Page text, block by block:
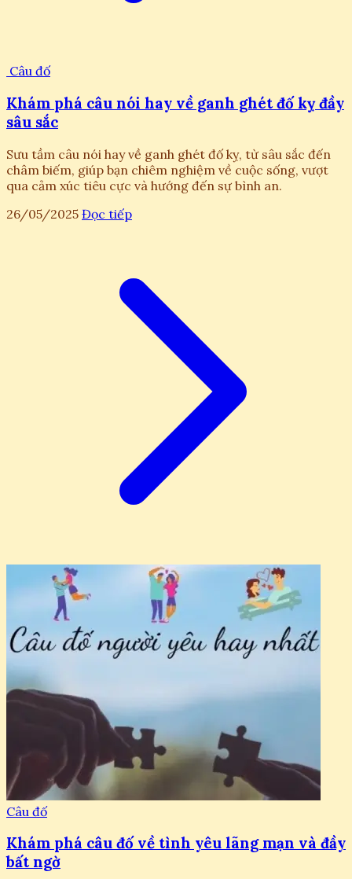
Câu đố
Khám phá câu nói hay về ganh ghét đố kỵ đầy
sâu sắc
Sưu tầm câu nói hay về ganh ghét đố kỵ, từ sâu sắc đến
châm biếm, giúp bạn chiêm nghiệm về cuộc sống, vượt
qua cảm xúc tiêu cực và hướng đến sự bình an.
26/05/2025 Đọc tiếp
Câu đố
Khám phá câu đố về tình yêu lãng mạn và đầy
bất ngờ